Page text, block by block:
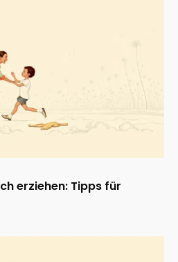
erziehen: Tipps für